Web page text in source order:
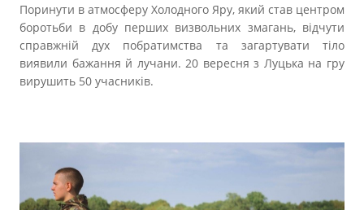
Поринути в атмосферу Холодного Яру, який став центром
боротьби в добу перших визвольних змагань, відчути
справжній дух побратимства та загартувати тіло
виявили бажання й лучани. 20 вересня з Луцька на гру
вирушить 50 учасників.